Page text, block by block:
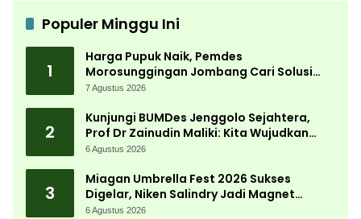
Populer Minggu Ini
1
Harga Pupuk Naik, Pemdes
Morosunggingan Jombang Cari Solusi
Lewat Kajian Akademik
7 Agustus 2026
2
Kunjungi BUMDes Jenggolo Sejahtera,
Prof Dr Zainudin Maliki: Kita Wujudkan
Kemandirian Ekonomi dengan Potensi
6 Agustus 2026
3
Miagan Umbrella Fest 2026 Sukses
Digelar, Niken Salindry Jadi Magnet
Ribuan Pengunjung
6 Agustus 2026